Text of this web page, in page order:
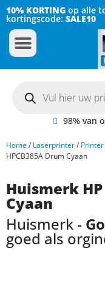
10% KORTING op alle
kortingscode: SALE10
98% van
Home/ Laserprinter/
HPCB385A Drum Cyaan
Huismerk HP
Cyaan
Huismerk -
goed als